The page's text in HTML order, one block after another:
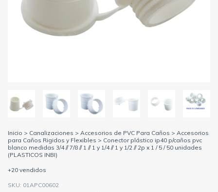
Inicio > Canalizaciones > Accesorios de PVC Para Caños > Accesorios
para Caños Rigidos y Flexibles > Conector plástico ip40 p/caños pvc
blanco medidas 3/4 // 7/8 // 1 // 1 y 1/4 // 1 y 1/2 // 2p x 1 / 5 / 50 unidades
(PLASTICOS INBI)
+20 vendidos
SKU: 01APC00602